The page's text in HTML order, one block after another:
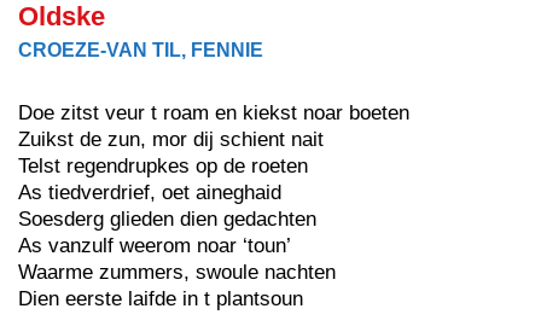
Oldske
CROEZE-VAN TIL, FENNIE
Doe zitst veur t roam en kiekst noar boeten
Zuikst de zun, mor dij schient nait
Telst regendrupkes op de roeten
As tiedverdrief, oet aineghaid
Soesderg glieden dien gedachten
As vanzulf weerom noar ‘toun’
Waarme zummers, swoule nachten
Dien eerste laifde in t plantsoun